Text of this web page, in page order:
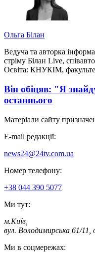
Ольга Білан
Ведуча та авторка
стріму Білан Live,
Освіта: КНУКІМ,
Він обіцяв: "Я
останнього
Матеріали сайту
E-mail редакції:
news24@24tv.com.ua
Номер телефону:
+38 044 390 5077
Ми тут:
м.Київ
вул. Володимирська 61/11,
Ми в соцмережах: